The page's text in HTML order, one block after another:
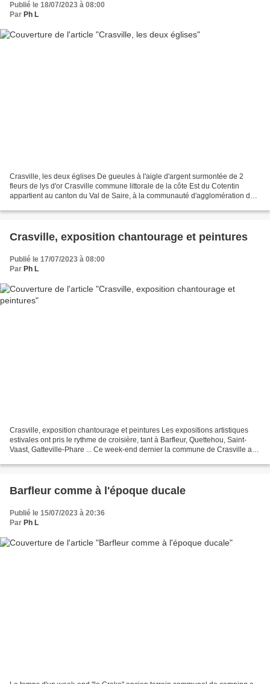
Publié le 18/07/2023 à 08:00
Par Ph L
Crasville, les deux églises De gueules à l'aigle d'argent surmontée de 2
fleurs de lys d'or Crasville commune littorale de la côte Est du Cotentin
appartient au canton du Val de Saire, à la communauté d'agglomération du
Crasville, exposition chantourage et peintures
Publié le 17/07/2023 à 08:00
Par Ph L
Crasville, exposition chantourage et peintures Les expositions artistiques
estivales ont pris le rythme de croisière, tant à Barfleur, Quettehou, Saint-
Vaast, Gatteville-Phare ... Ce week-end dernier la commune de Crasville a
Barfleur comme à l'époque ducale
Publié le 15/07/2023 à 20:36
Par Ph L